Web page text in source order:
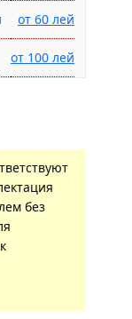
от 60 лей
от 100 лей
без